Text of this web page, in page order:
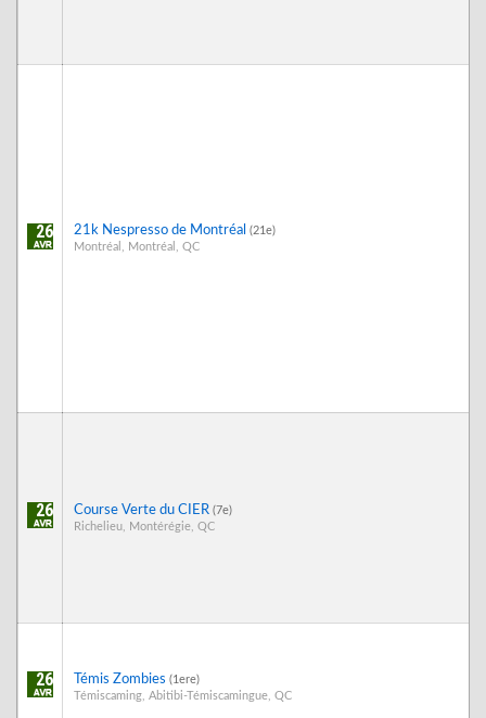
26 21k Nespresso de Montréal (21e)
Montréal, Montréal, QC
26 Course Verte du CIER (7e)
Richelieu, Montérégie, QC
26 Témis Zombies (1ere)
Témiscaming, Abitibi-Témiscamingue, QC